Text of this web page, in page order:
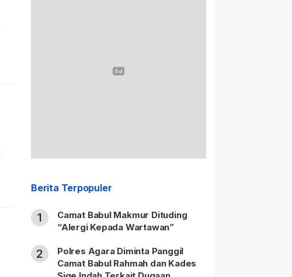
Berita Terpopuler
1
Camat Babul Makmur Dituding
“Alergi Kepada Wartawan”
2
Polres Agara Diminta Panggil
Camat Babul Rahmah dan Kades